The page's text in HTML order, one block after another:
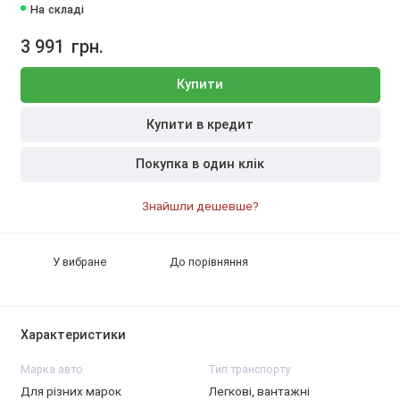
На складі
3 991 грн.
Купити
Купити в кредит
Покупка в один клік
Знайшли дешевше?
У вибране До порівняння
Характеристики
Марка авто
Для різних марок
Тип транспорту
Легкові, вантажні